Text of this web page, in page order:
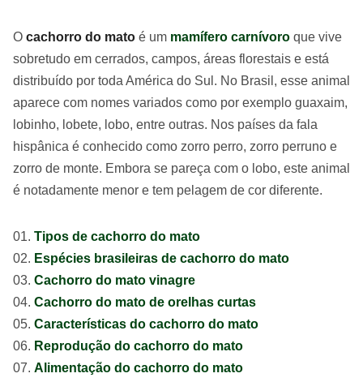
O cachorro do mato é um mamífero carnívoro que vive
sobretudo em cerrados, campos, áreas florestais e está
distribuído por toda América do Sul. No Brasil, esse animal
aparece com nomes variados como por exemplo guaxaim,
lobinho, lobete, lobo, entre outras. Nos países da fala
hispânica é conhecido como zorro perro, zorro perruno e
zorro de monte. Embora se pareça com o lobo, este animal
é notadamente menor e tem pelagem de cor diferente.
Tipos de cachorro do mato
Espécies brasileiras de cachorro do mato
Cachorro do mato vinagre
Cachorro do mato de orelhas curtas
Características do cachorro do mato
Reprodução do cachorro do mato
Alimentação do cachorro do mato